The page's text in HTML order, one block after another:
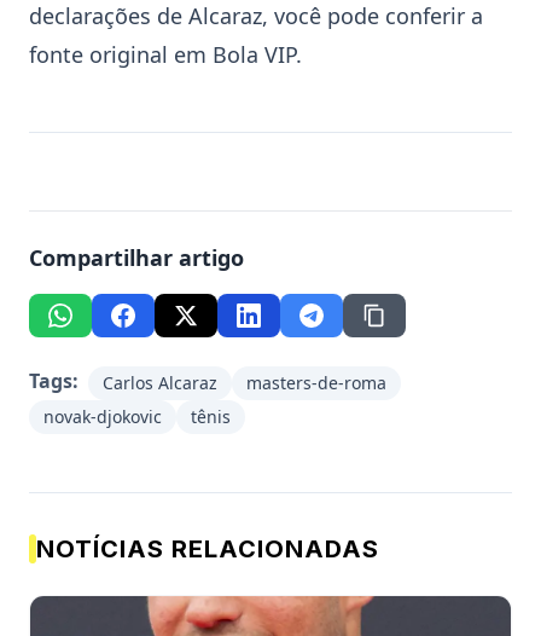
declarações de Alcaraz, você pode conferir a
fonte original em Bola VIP.
Compartilhar artigo
Tags: Carlos Alcaraz
masters-de-roma
novak-djokovic
tênis
NOTÍCIAS RELACIONADAS